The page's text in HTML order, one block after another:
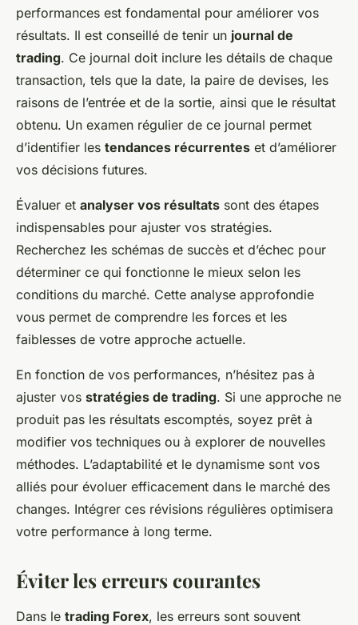
performances est fondamental pour améliorer vos
résultats. Il est conseillé de tenir un journal de
trading. Ce journal doit inclure les détails de chaque
transaction, tels que la date, la paire de devises, les
raisons de l’entrée et de la sortie, ainsi que le résultat
obtenu. Un examen régulier de ce journal permet
d’identifier les tendances récurrentes et d’améliorer
vos décisions futures.
Évaluer et analyser vos résultats sont des étapes
indispensables pour ajuster vos stratégies.
Recherchez les schémas de succès et d’échec pour
déterminer ce qui fonctionne le mieux selon les
conditions du marché. Cette analyse approfondie
vous permet de comprendre les forces et les
faiblesses de votre approche actuelle.
En fonction de vos performances, n’hésitez pas à
ajuster vos stratégies de trading. Si une approche ne
produit pas les résultats escomptés, soyez prêt à
modifier vos techniques ou à explorer de nouvelles
méthodes. L’adaptabilité et le dynamisme sont vos
alliés pour évoluer efficacement dans le marché des
changes. Intégrer ces révisions régulières optimisera
votre performance à long terme.
Éviter les erreurs courantes
Dans le trading Forex, les erreurs sont souvent